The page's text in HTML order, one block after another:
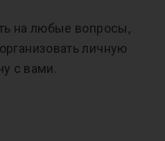
на любые вопросы,
личную
с вами.